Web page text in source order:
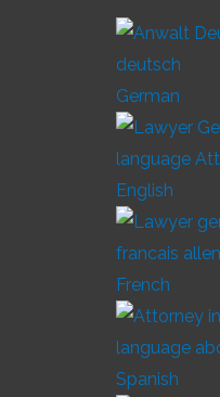
German
English
French
Spanish